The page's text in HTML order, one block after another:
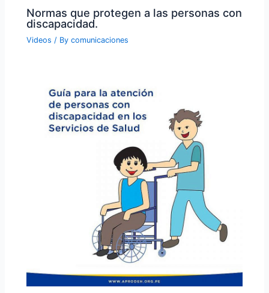
Normas que protegen a las personas con
discapacidad.
Videos / Bycomunicaciones